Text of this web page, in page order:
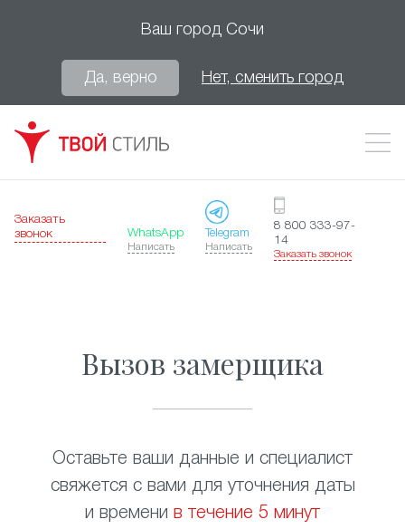
Ваш город Сочи
Да, верно Нет, сменить город
Заказать
звонок
WhatsApp
Написать
Telegram
Написать
8 800 333-97-
14
Заказать звонок
Вызов замерщика
Оставьте ваши данные и специалист
свяжется с вами для уточнения даты
и времени в течение 5 минут